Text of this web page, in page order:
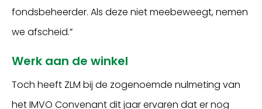
fondsbeheerder. Als deze niet meebeweegt, nemen
we afscheid.”
Werk aan de winkel
Toch heeft ZLM bij de zogenoemde nulmeting van
het IMVO Convenant dit jaar ervaren dat er nog